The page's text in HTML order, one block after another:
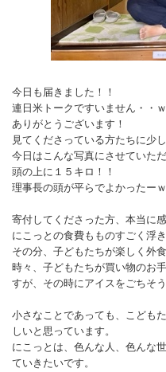
今日も届きました！！
連日米トークですいません・・
ありがとうございます！
見てくださっている方たちに少
今日はこんな写真にさせていた
頭の上に１５キロ！！
理事長の頭が平らでよかったー
寄付してくださった方、本当に
にこっとの食費もものすごく浮き
その分、子どもたちが楽しく外食
時々、子どもたちが買い物のお
すが、その時にアイスをごちそ
小さなことであっても、こども
しいと思っています。
にこっとは、色んな人、色んな
ていきたいです。